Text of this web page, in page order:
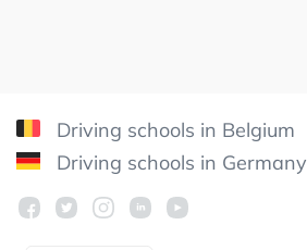
Driving schools in Belgium
Driving schools in Germany